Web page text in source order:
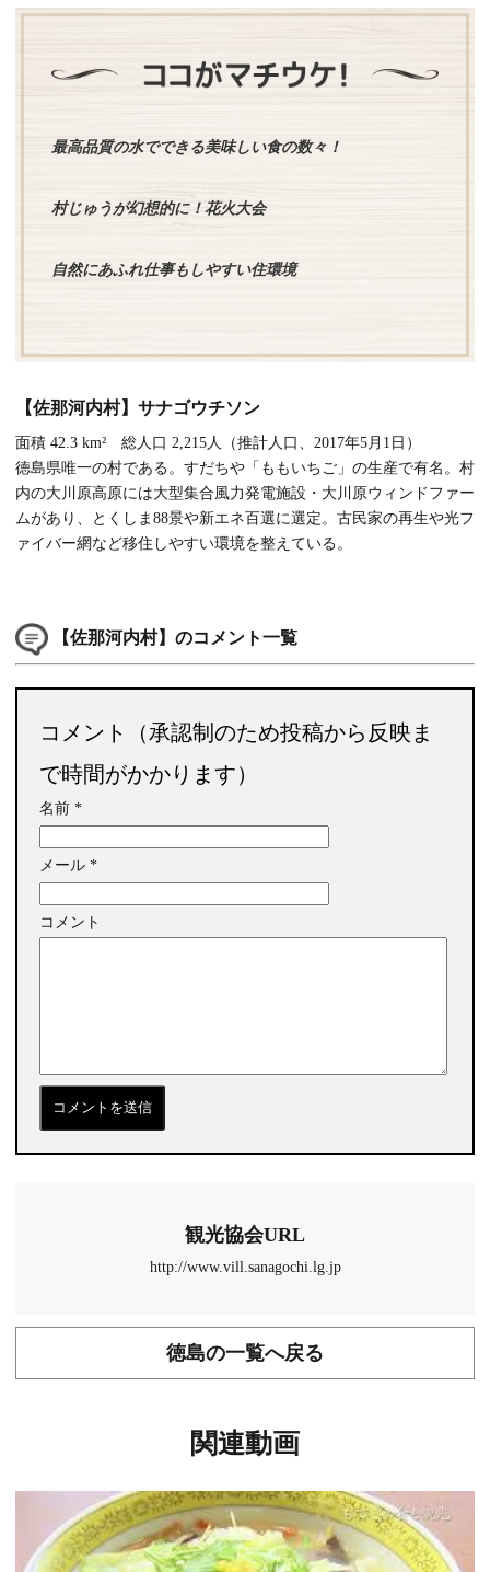
最高品質の水でできる美味しい食の数々！
村じゅうが幻想的に！花火大会
自然にあふれ仕事もしやすい住環境
【佐那河内村】サナゴウチソン
面積 42.3 km² 総人口 2,215人（推計人口、2017年5月1日）
徳島県唯一の村である。すだちや「ももいちご」の生産で有名。村
内の大川原高原には大型集合風力発電施設・大川原ウィンドファー
ムがあり、とくしま88景や新エネ百選に選定。古民家の再生や光フ
ァイバー網など移住しやすい環境を整えている。
【佐那河内村】のコメント一覧
コメント（承認制のため投稿から反映ま
で時間がかかります）
名前 *
メール *
コメント
観光協会URL
http://www.vill.sanagochi.lg.jp
徳島の一覧へ戻る
関連動画